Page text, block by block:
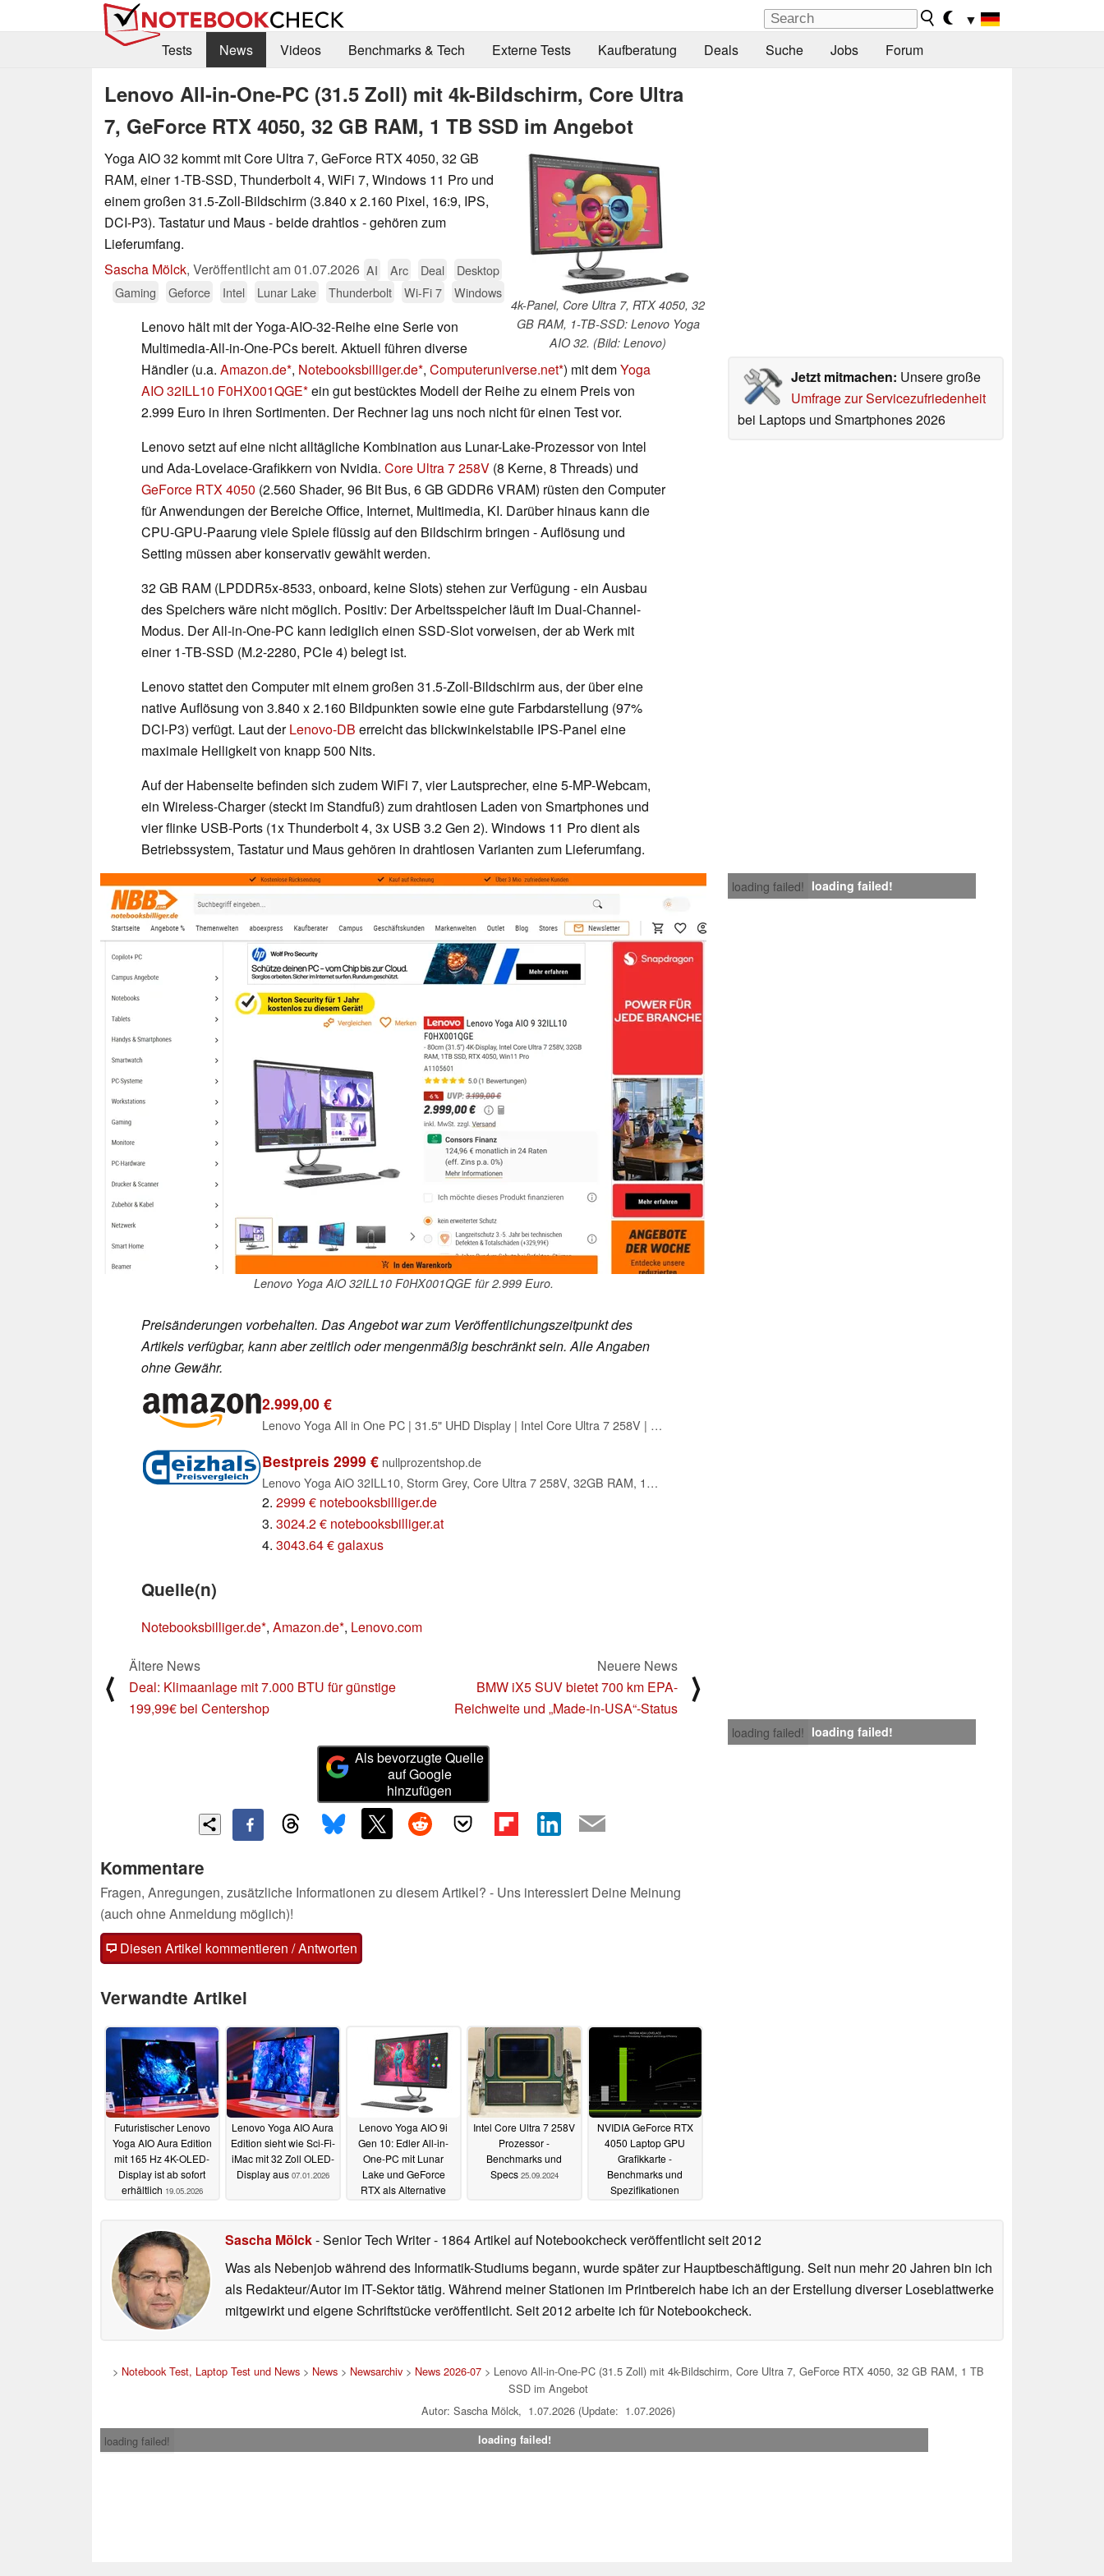
▼
Tests
News Videos Benchmarks & Tech Externe Tests Kaufberatung Deals Suche Jobs Forum
Lenovo All-in-One-PC (31.5 Zoll) mit 4k-Bildschirm, Core Ultra
7, GeForce RTX 4050, 32 GB RAM, 1 TB SSD im Angebot
4k-Panel, Core Ultra 7, RTX 4050, 32
GB RAM, 1-TB-SSD: Lenovo Yoga
AIO 32. (Bild: Lenovo)
Yoga AIO 32 kommt mit Core Ultra 7, GeForce RTX 4050, 32 GB
RAM, einer 1-TB-SSD, Thunderbolt 4, WiFi 7, Windows 11 Pro und
einem großen 31.5-Zoll-Bildschirm (3.840 x 2.160 Pixel, 16:9, IPS,
DCI-P3). Tastatur und Maus - beide drahtlos - gehören zum
Lieferumfang.
Sascha Mölck, Veröffentlicht am01.07.2026 AI Arc Deal
Desktop
Gaming
Geforce Intel Lunar Lake Thunderbolt Wi-Fi 7 Windows
Jetzt mitmachen: Unsere große
Umfrage zur Servicezufriedenheit
bei Laptops und Smartphones 2026
Lenovo hält mit der Yoga-AIO-32-Reihe eine Serie von
Multimedia-All-in-One-PCs bereit. Aktuell führen diverse
Händler (u.a. Amazon.de , Notebooksbilliger.de , Computeruniverse.net ) mit demYoga
AIO 32ILL10 F0HX001QGE ein gut bestücktes Modell der Reihe zu einem Preis von
2.999 Euro in ihren Sortimenten. Der Rechner lag uns noch nicht für einen Test vor.
Lenovo setzt auf eine nicht alltägliche Kombination aus Lunar-Lake-Prozessor von Intel
und Ada-Lovelace-Grafikkern von Nvidia. Core Ultra 7 258V (8 Kerne, 8 Threads) und
GeForce RTX 4050 (2.560 Shader, 96 Bit Bus, 6 GB GDDR6 VRAM) rüsten den Computer
für Anwendungen der Bereiche Office, Internet, Multimedia, KI. Darüber hinaus kann die
CPU-GPU-Paarung viele Spiele flüssig auf den Bildschirm bringen - Auflösung und
Setting müssen aber konservativ gewählt werden.
32 GB RAM (LPDDR5x-8533, onboard, keine Slots) stehen zur Verfügung - ein Ausbau
des Speichers wäre nicht möglich. Positiv: Der Arbeitsspeicher läuft im Dual-Channel-
Modus. Der All-in-One-PC kann lediglich einen SSD-Slot vorweisen, der ab Werk mit
einer 1-TB-SSD (M.2-2280, PCIe 4) belegt ist.
Lenovo stattet den Computer mit einem großen 31.5-Zoll-Bildschirm aus, der über eine
native Auflösung von 3.840 x 2.160 Bildpunkten sowie eine gute Farbdarstellung (97%
DCI-P3) verfügt. Laut derLenovo-DB erreicht das blickwinkelstabile IPS-Panel eine
maximale Helligkeit von knapp 500 Nits.
Auf der Habenseite befinden sich zudem WiFi 7, vier Lautsprecher, eine 5-MP-Webcam,
ein Wireless-Charger (steckt im Standfuß) zum drahtlosen Laden von Smartphones und
vier flinke USB-Ports (1x Thunderbolt 4, 3x USB 3.2 Gen 2). Windows 11 Pro dient als
Betriebssystem, Tastatur und Maus gehören in drahtlosen Varianten zum Lieferumfang.
loading failed! loading failed!
Lenovo Yoga AiO 32ILL10 F0HX001QGE für 2.999 Euro.
Preisänderungen vorbehalten. Das Angebot war zum Veröffentlichungszeitpunkt des
Artikels verfügbar, kann aber zeitlich oder mengenmäßig beschränkt sein. Alle Angaben
ohne Gewähr.
2.999,00 €
Lenovo Yoga All in One PC | 31.5" UHD Display | Intel Core Ultra 7 258V | 32GB RAM | 1TB SSD | NVIDIA GeForce RTX 4050 | Windows 11 Pro | QWERTZ | grau | inkl. Tastatur & Maus | 2 Jahre Premium Care
Bestpreis 2999 € nullprozentshop.de
Lenovo Yoga AiO 32ILL10, Storm Grey, Core Ultra 7 258V, 32GB RAM, 1TB SSD, GeForce RTX 4050, DE (F0HX001QGE)
2.2999 € notebooksbilliger.de
3.3024.2 € notebooksbilliger.at
4.3043.64 € galaxus
Quelle(n)
Notebooksbilliger.de , Amazon.de , Lenovo.com
⟨
Ältere News
Deal: Klimaanlage mit 7.000 BTU für günstige
199,99€ bei Centershop
Neuere News
BMW iX5 SUV bietet 700 km EPA-
Reichweite und „Made-in-USA“-Status
⟩
loading failed! loading failed!
Als bevorzugte Quelle
auf Google
hinzufügen
Kommentare
Fragen, Anregungen, zusätzliche Informationen zu diesem Artikel? - Uns interessiert Deine Meinung
(auch ohne Anmeldung möglich)!
Diesen Artikel kommentieren / Antworten
Verwandte Artikel
Futuristischer Lenovo
Yoga AIO Aura Edition
mit 165 Hz 4K-OLED-
Display ist ab sofort
erhältlich 19.05.2026
Lenovo Yoga AIO Aura
Edition sieht wie Sci-Fi-
iMac mit 32 Zoll OLED-
Display aus 07.01.2026
Lenovo Yoga AIO 9i
Gen 10: Edler All-in-
One-PC mit Lunar
Lake und GeForce
RTX als Alternative
Intel Core Ultra 7 258V
Prozessor -
Benchmarks und
Specs 25.09.2024
NVIDIA GeForce RTX
4050 Laptop GPU
Grafikkarte -
Benchmarks und
Spezifikationen
Sascha Mölck- Senior Tech Writer- 1864 Artikel auf Notebookcheck veröffentlichtseit 2012
Was als Nebenjob während des Informatik-Studiums begann, wurde später zur Hauptbeschäftigung. Seit nun mehr 20 Jahren bin ich
als Redakteur/Autor im IT-Sektor tätig. Während meiner Stationen im Printbereich habe ich an der Erstellung diverser Loseblattwerke
mitgewirkt und eigene Schriftstücke veröffentlicht. Seit 2012 arbeite ich für Notebookcheck.
> Notebook Test, Laptop Test und News> News> Newsarchiv> News 2026-07> Lenovo All-in-One-PC (31.5 Zoll) mit 4k-Bildschirm, Core Ultra 7, GeForce RTX 4050, 32 GB RAM, 1 TB
SSD im Angebot
Autor: Sascha Mölck, 1.07.2026 (Update: 1.07.2026)
loading failed!
loading failed!